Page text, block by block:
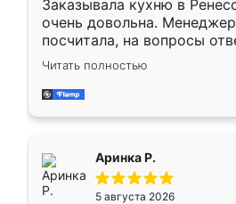
Заказывала кухню в
очень довольна.
посчитала, на вопросы
Замерщик приехал в
делу со всей
за день, ребята работали
Читать полностью
Аринка Р.
5 августа 2026